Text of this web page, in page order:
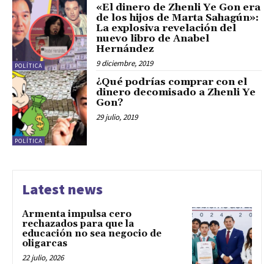
POLÍTICA
«El dinero de Zhenli Ye Gon era
de los hijos de Marta Sahagún»:
La explosiva revelación del
nuevo libro de Anabel
Hernández
9 diciembre, 2019
POLÍTICA
¿Qué podrías comprar con el
dinero decomisado a Zhenli Ye
Gon?
29 julio, 2019
Latest news
Armenta impulsa cero
rechazados para que la
educación no sea negocio de
oligarcas
22 julio, 2026